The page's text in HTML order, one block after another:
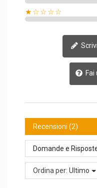
★☆☆☆☆
Recensioni (2)
Domande e
Ordina per: Ultimo